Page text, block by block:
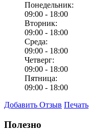
Понедельник:
09:00 - 18:00
Вторник:
09:00 - 18:00
Среда:
09:00 - 18:00
Четверг:
09:00 - 18:00
Пятница:
09:00 - 18:00
Добавить Отзыв Печать
Полезно